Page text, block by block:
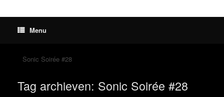
Menu
Sonic Soirée #28
Tag archieven: Sonic Soirée #28